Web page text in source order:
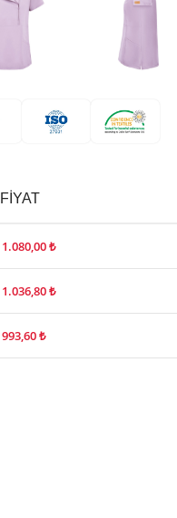
FIYAT
1.080,00₺
1.036,80₺
993,60₺